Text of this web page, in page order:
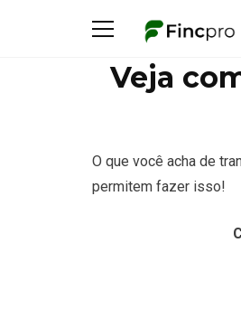
Veja
O que você acha de
permitem fazer isso!